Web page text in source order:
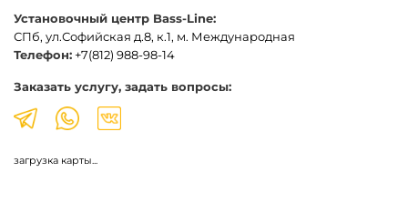
Установочный центр Bass-Line:
СПб, ул.Софийская д.8, к.1, м. Международная
Телефон: +7(812) 988-98-14
Заказать услугу, задать вопросы:
загрузка карты...